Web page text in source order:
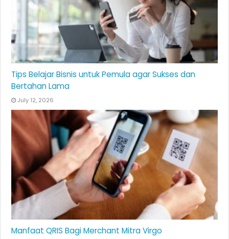
Tips Belajar Bisnis untuk Pemula agar Sukses dan
Bertahan Lama
July 12, 2026
Manfaat QRIS Bagi Merchant Mitra Virgo